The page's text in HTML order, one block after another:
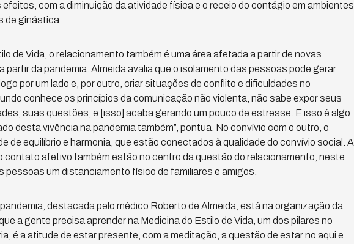
com a diminuição da atividade física e o receio do contágio em ambientes
de ginástica.
de Vida, o relacionamento também é uma área afetada a partir de novas
partir da pandemia. Almeida avalia que o isolamento das pessoas pode gerar
por um lado e, por outro, criar situações de conflito e dificuldades no
conhece os princípios da comunicação não violenta, não sabe expor seus
suas questões, e [isso] acaba gerando um pouco de estresse. E isso é algo
desta vivência na pandemia também”, pontua. No convívio com o outro, o
de equilíbrio e harmonia, que estão conectados à qualidade do convívio social. A
contato afetivo também estão no centro da questão do relacionamento, neste
pessoas um distanciamento físico de familiares e amigos.
destacada pelo médico Roberto de Almeida, está na organização da
a gente precisa aprender na Medicina do Estilo de Vida, um dos pilares no
é a atitude de estar presente, com a meditação, a questão de estar no aqui e